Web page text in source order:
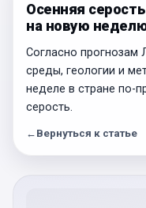
Осенняя
на новую
Согласно прогнозам
среды, геологии и
неделе в стране по-
серость.
← Вернуться к статье